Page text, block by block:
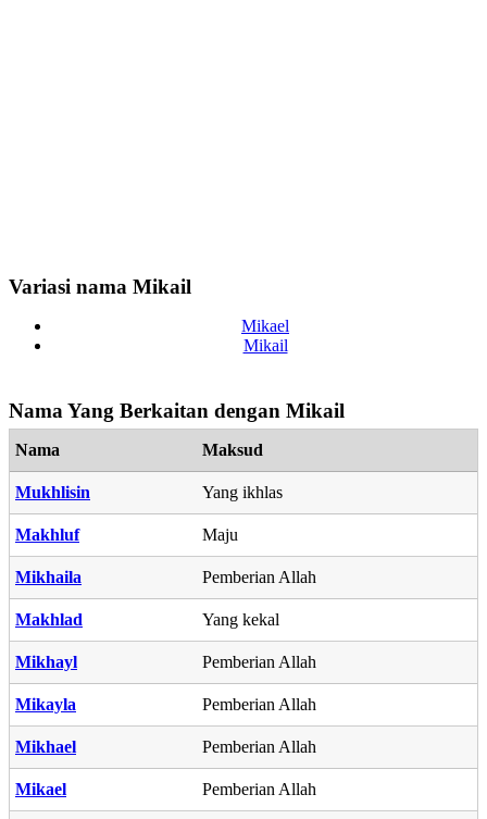
Variasi nama Mikail
Mikael
Mikail
Nama Yang Berkaitan dengan Mikail
Nama Maksud
Mukhlisin Yang ikhlas
Makhluf Maju
Mikhaila Pemberian Allah
Makhlad Yang kekal
Mikhayl Pemberian Allah
Mikayla Pemberian Allah
Mikhael Pemberian Allah
Mikael Pemberian Allah